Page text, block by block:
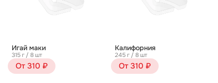
Игай маки
315 г / 8 шт
От 310 ₽
Калифорния
245 г / 8 шт
От 310 ₽